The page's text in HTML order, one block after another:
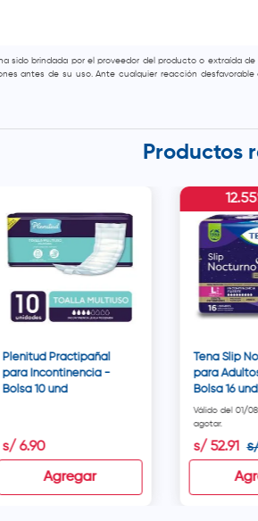
sido brindada por el proveedor del producto o extraída
antes de su uso. Ante cualquier reacción
Productos
Plenitud Practipañal
para Incontinencia -
Bolsa 10 und
s/ 6.90
Agregar
Tena Slip
para
Bolsa 16 und
Válido del 01/
agotar.
s/ 52.91